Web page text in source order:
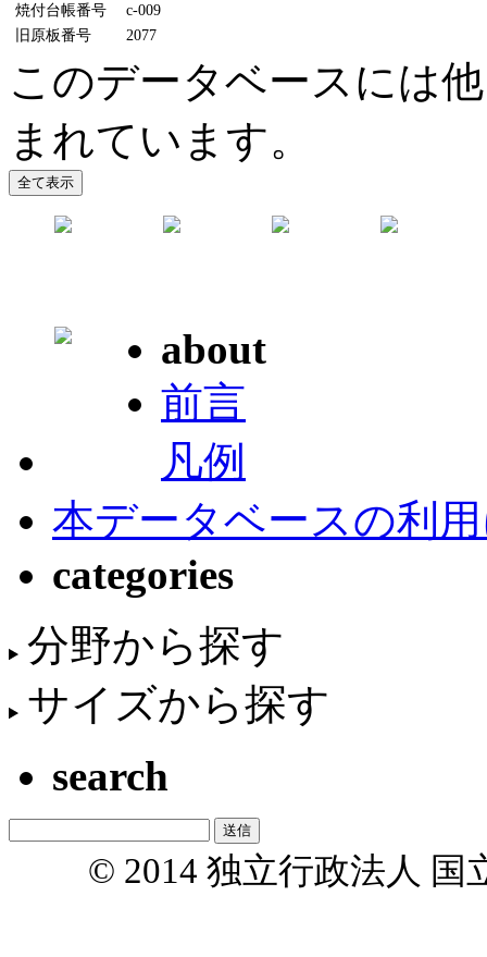
焼付台帳番号
c-009
旧原板番号
2077
このデータベースには
まれています。
about
前言
凡例
本データベースの利
categories
分野から探す
サイズから探す
search
© 2014 独立行政法人 国